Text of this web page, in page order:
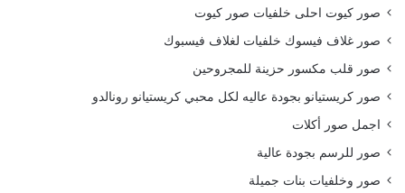
صور كيوت احلى خلفيات صور كيوت
صور غلاف فيسوك خلفيات لغلاف فيسبوك
صور قلب مكسور حزينة للمجروحين
صور كريستيانو بجودة عاليه لكل محبي كريستيانو رونالدو
اجمل صور أكلات
صور للرسم بجودة عالية
صور وخلفيات بنات جميلة